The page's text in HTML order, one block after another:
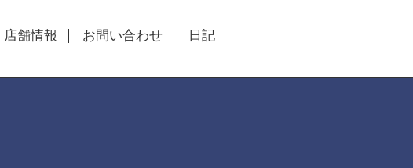
店舗情報 お問い合わせ 日記